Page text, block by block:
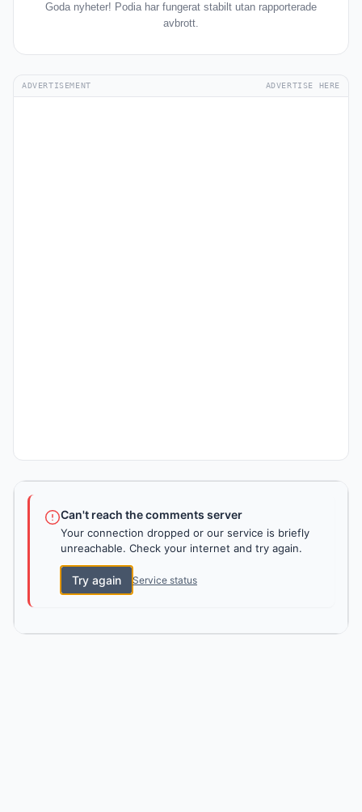
Goda nyheter! Podia har fungerat stabilt utan rapporterade
avbrott.
ADVERTISEMENT ADVERTISE HERE
Can't reach the comments server
Your connection dropped or our service is briefly
unreachable. Check your internet and try again.
Try again Service status